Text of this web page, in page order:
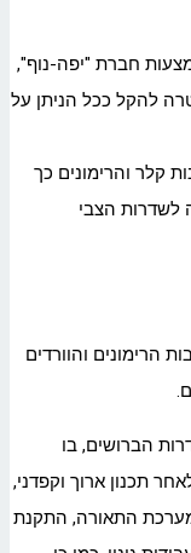
חברת "יפה-נוף",
להקל ככל הניתן על
קלר והרימונים כך
לשדרות הצבי
הרימונים והוורדים
הברושים, בו
₪, מתבצע לאחר תכנון ארוך וקפדני,
מערכת התאורה, התקנת